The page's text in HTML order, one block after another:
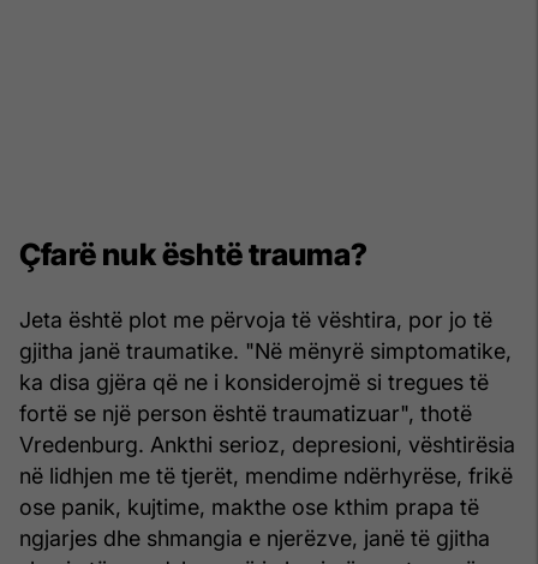
Çfarë nuk është trauma?
Jeta është plot me përvoja të vështira, por jo të
gjitha janë traumatike. "Në mënyrë simptomatike,
ka disa gjëra që ne i konsiderojmë si tregues të
fortë se një person është traumatizuar", thotë
Vredenburg. Ankthi serioz, depresioni, vështirësia
në lidhjen me të tjerët, mendime ndërhyrëse, frikë
ose panik, kujtime, makthe ose kthim prapa të
ngjarjes dhe shmangia e njerëzve, janë të gjitha